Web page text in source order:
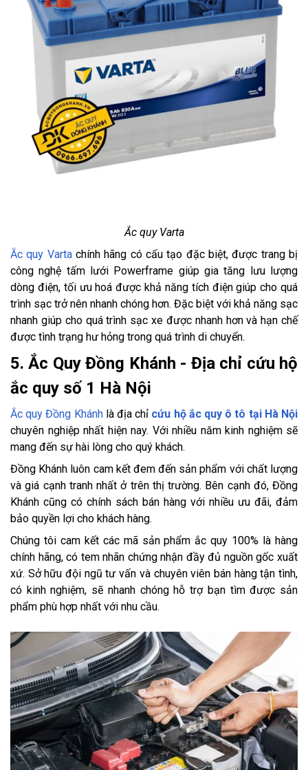
Ắc quy Varta
Ắc quy Vartachính hãng có cấu tạo đặc biệt, được trang bị
công nghệ tấm lưới Powerframe giúp gia tăng lưu lượng
dòng điện, tối ưu hoá được khả năng tích điện giúp cho quá
trình sạc trở nên nhanh chóng hơn. Đặc biệt với khả năng sạc
nhanh giúp cho quá trình sạc xe được nhanh hơn và hạn chế
được tình trạng hư hỏng trong quá trình di chuyển.
5. Ắc Quy Đồng Khánh - Địa chỉ cứu hộ
ắc quy số 1 Hà Nội
Ắc quy Đồng Khánhlà địa chỉ cứu hộ ắc quy ô tô tại Hà Nội
chuyên nghiệp nhất hiện nay. Với nhiều năm kinh nghiệm sẽ
mang đến sự hài lòng cho quý khách.
Đồng Khánh luôn cam kết đem đến sản phẩm với chất lượng
và giá cạnh tranh nhất ở trên thị trường. Bên cạnh đó, Đồng
Khánh cũng có chính sách bán hàng với nhiều ưu đãi, đảm
bảo quyền lợi cho khách hàng.
Chúng tôi cam kết các mã sản phẩm ắc quy 100% là hàng
chính hãng, có tem nhãn chứng nhận đầy đủ nguồn gốc xuất
xứ. Sở hữu đội ngũ tư vấn và chuyên viên bán hàng tận tình,
có kinh nghiệm, sẽ nhanh chóng hỗ trợ bạn tìm được sản
phẩm phù hợp nhất với nhu cầu.